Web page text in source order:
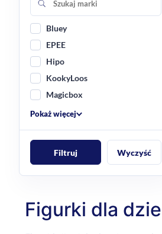
Bluey
EPEE
Hipo
KookyLoos
Magicbox
Pokaż więcej
Filtruj Wyczyść
Figurki dla